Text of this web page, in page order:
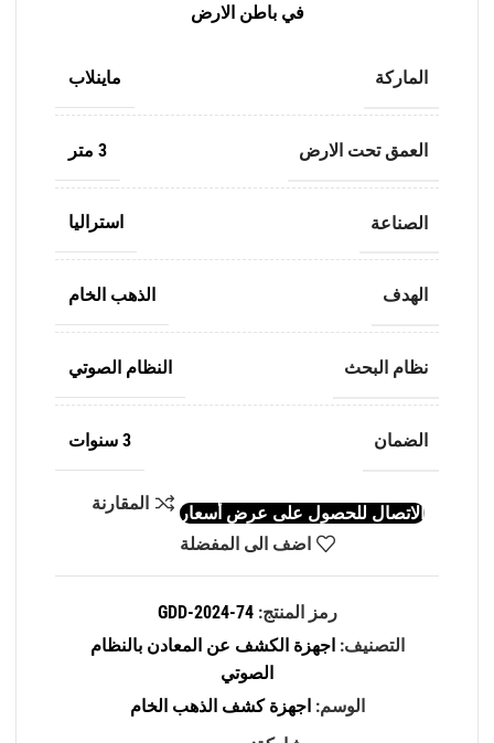
في باطن الارض
الماركة ماينلاب
العمق تحت الارض 3 متر
الصناعة استراليا
الهدف الذهب الخام
نظام البحث النظام الصوتي
الضمان 3 سنوات
الاتصال للحصول على عرض أسعار
المقارنة
اضف الى المفضلة
رمز المنتج:GDD-2024-74
التصنيف: اجهزة الكشف عن المعادن بالنظام
الصوتي
الوسم: اجهزة كشف الذهب الخام